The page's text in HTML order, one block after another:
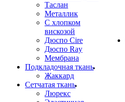
Таслан
Металлик
С хлопком
вискозой
Дюспо Cire
Дюспо Ray
Мембрана
Подкладочная ткань
Жаккард
Сетчатая ткань
Люрекс